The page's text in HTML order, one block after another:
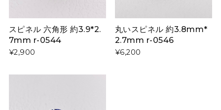
スピネル 六角形 約3.9*2.
7mm r-0544
¥2,900
丸いスピネル 約3.8mm*
2.7mm r-0546
¥6,200